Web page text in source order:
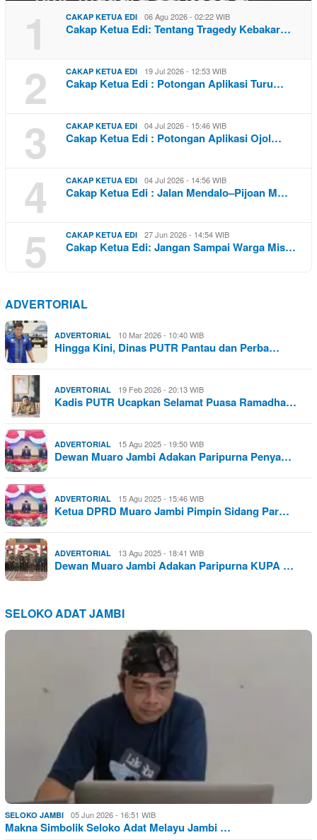
1 CAKAP KETUA EDI 06 Agu 2026 - 02:22 WIB
Cakap Ketua Edi: Tentang Tragedy Kebakar…
2 CAKAP KETUA EDI 19 Jul 2026 - 12:53 WIB
Cakap Ketua Edi : Potongan Aplikasi Turu…
3 CAKAP KETUA EDI 04 Jul 2026 - 15:46 WIB
Cakap Ketua Edi : Potongan Aplikasi Ojol…
4 CAKAP KETUA EDI 04 Jul 2026 - 14:56 WIB
Cakap Ketua Edi : Jalan Mendalo–Pijoan M…
5 CAKAP KETUA EDI 27 Jun 2026 - 14:54 WIB
Cakap Ketua Edi: Jangan Sampai Warga Mis…
ADVERTORIAL
ADVERTORIAL 10 Mar 2026 - 10:40 WIB
Hingga Kini, Dinas PUTR Pantau dan Perba…
ADVERTORIAL 19 Feb 2026 - 20:13 WIB
Kadis PUTR Ucapkan Selamat Puasa Ramadha…
ADVERTORIAL 15 Agu 2025 - 19:50 WIB
Dewan Muaro Jambi Adakan Paripurna Penya…
ADVERTORIAL 15 Agu 2025 - 15:46 WIB
Ketua DPRD Muaro Jambi Pimpin Sidang Par…
ADVERTORIAL 13 Agu 2025 - 18:41 WIB
Dewan Muaro Jambi Adakan Paripurna KUPA …
SELOKO ADAT JAMBI
SELOKO JAMBI 05 Jun 2026 - 16:51 WIB
Makna Simbolik Seloko Adat Melayu Jambi …